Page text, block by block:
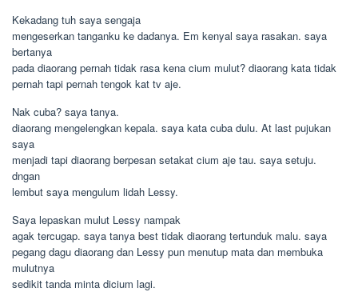
Kekadang tuh saya sengaja
mengeserkan tanganku ke dadanya. Em kenyal saya rasakan. saya
bertanya
pada diaorang pernah tidak rasa kena cium mulut? diaorang kata tidak
pernah tapi pernah tengok kat tv aje.
Nak cuba? saya tanya.
diaorang mengelengkan kepala. saya kata cuba dulu. At last pujukan
saya
menjadi tapi diaorang berpesan setakat cium aje tau. saya setuju.
dngan
lembut saya mengulum lidah Lessy.
Saya lepaskan mulut Lessy nampak
agak tercugap. saya tanya best tidak diaorang tertunduk malu. saya
pegang dagu diaorang dan Lessy pun menutup mata dan membuka
mulutnya
sedikit tanda minta dicium lagi.